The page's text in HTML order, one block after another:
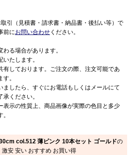
引（見積書・請求書・納品書・後払い等）で
前にお問い合わせ ください。
る場合があります。
たします。
しております。ご注文の際、注文可能であ
。
したら、すぐにお電話もしくはメールにて
ください。
示の性質上、商品画像が実際の色目と多少
col.512 薄ピンク 10本セット ゴールドの
安 安い おすすめ お買い得